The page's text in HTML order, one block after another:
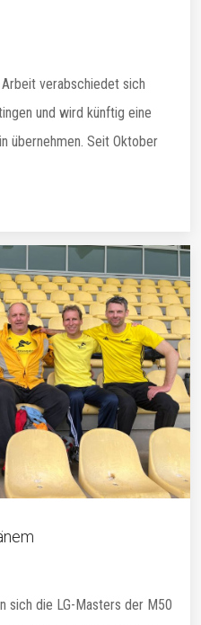
verabschiedet sich
und wird künftig eine
übernehmen. Seit Oktober
sich die LG-Masters der M50